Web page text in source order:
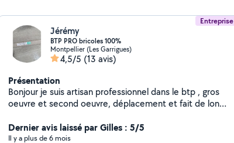
Entreprise
Jérémy
BTP PRO bricoles 100%
Montpellier (Les Garrigues)
4,5/5 (13 avis)
Présentation
Bonjour je suis artisan professionnel dans le btp , gros
oeuvre et second oeuvre, déplacement et fait de long
revêtement intérieur,depuis 2008 beaucoup de
compétences et de formation acquise certifie mes
Dernier avis laissé par Gilles : 5/5
Il y a plus de 6 mois